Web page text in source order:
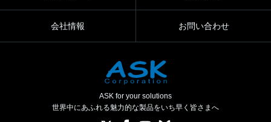
会社情報 お問い合わせ
ASK for your solutions
世界中にあふれる魅力的な製品をいち早く皆さまへ